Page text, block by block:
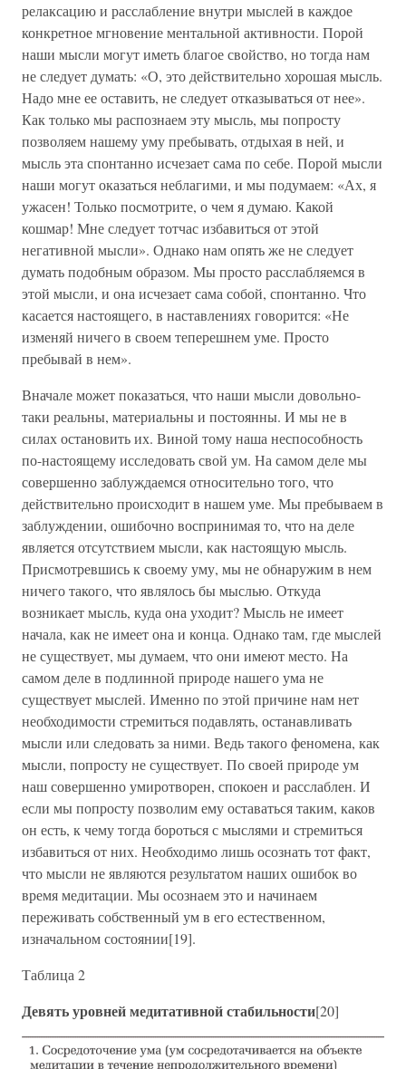
релаксацию и расслабление внутри мыслей в каждое
конкретное мгновение ментальной активности. Порой
наши мысли могут иметь благое свойство, но тогда нам
не следует думать: «О, это действительно хорошая мысль.
Надо мне ее оставить, не следует отказываться от нее».
Как только мы распознаем эту мысль, мы попросту
позволяем нашему уму пребывать, отдыхая в ней, и
мысль эта спонтанно исчезает сама по себе. Порой мысли
наши могут оказаться неблагими, и мы подумаем: «Ах, я
ужасен! Только посмотрите, о чем я думаю. Какой
кошмар! Мне следует тотчас избавиться от этой
негативной мысли». Однако нам опять же не следует
думать подобным образом. Мы просто расслабляемся в
этой мысли, и она исчезает сама собой, спонтанно. Что
касается настоящего, в наставлениях говорится: «Не
изменяй ничего в своем теперешнем уме. Просто
пребывай в нем».
Вначале может показаться, что наши мысли довольно-
таки реальны, материальны и постоянны. И мы не в
силах остановить их. Виной тому наша неспособность
по-настоящему исследовать свой ум. На самом деле мы
совершенно заблуждаемся относительно того, что
действительно происходит в нашем уме. Мы пребываем в
заблуждении, ошибочно воспринимая то, что на деле
является отсутствием мысли, как настоящую мысль.
Присмотревшись к своему уму, мы не обнаружим в нем
ничего такого, что являлось бы мыслью. Откуда
возникает мысль, куда она уходит? Мысль не имеет
начала, как не имеет она и конца. Однако там, где мыслей
не существует, мы думаем, что они имеют место. На
самом деле в подлинной природе нашего ума не
существует мыслей. Именно по этой причине нам нет
необходимости стремиться подавлять, останавливать
мысли или следовать за ними. Ведь такого феномена, как
мысли, попросту не существует. По своей природе ум
наш совершенно умиротворен, спокоен и расслаблен. И
если мы попросту позволим ему оставаться таким, каков
он есть, к чему тогда бороться с мыслями и стремиться
избавиться от них. Необходимо лишь осознать тот факт,
что мысли не являются результатом наших ошибок во
время медитации. Мы осознаем это и начинаем
переживать собственный ум в его естественном,
изначальном состоянии[19].
Таблица 2
Девять уровней медитативной стабильности[20]